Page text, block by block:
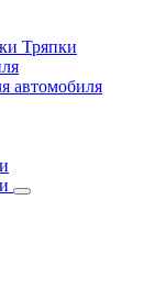
Тряпки
автомобиля